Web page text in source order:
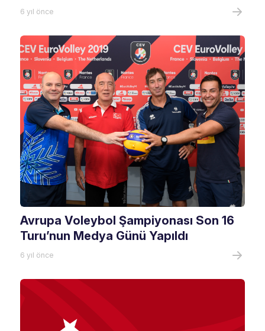
6 yıl önce
Avrupa Voleybol Şampiyonası Son 16
Turu’nun Medya Günü Yapıldı
6 yıl önce